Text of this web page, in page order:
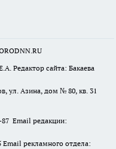
Редактор сайта: Бакаева
ул. Азина, дом № 80, кв. 31
Email редакции:
рекламного отдела: